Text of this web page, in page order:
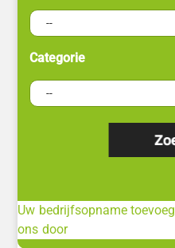
Categorie
Uw bedrijfsopname
ons door